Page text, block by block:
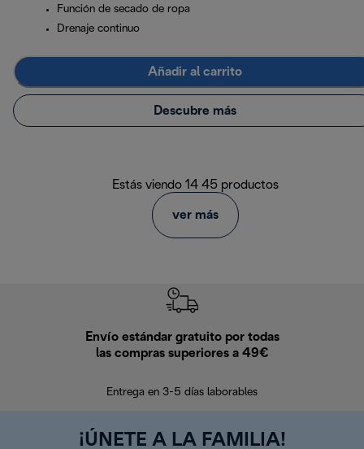
Función de secado de ropa
Drenaje continuo
Añadir al carrito
Descubre más
Estás viendo 14 45 productos
ver más
Envío estándar gratuito por todas
las compras superiores a 49€
Entrega en 3-5 días laborables
¡ÚNETE A LA FAMILIA!